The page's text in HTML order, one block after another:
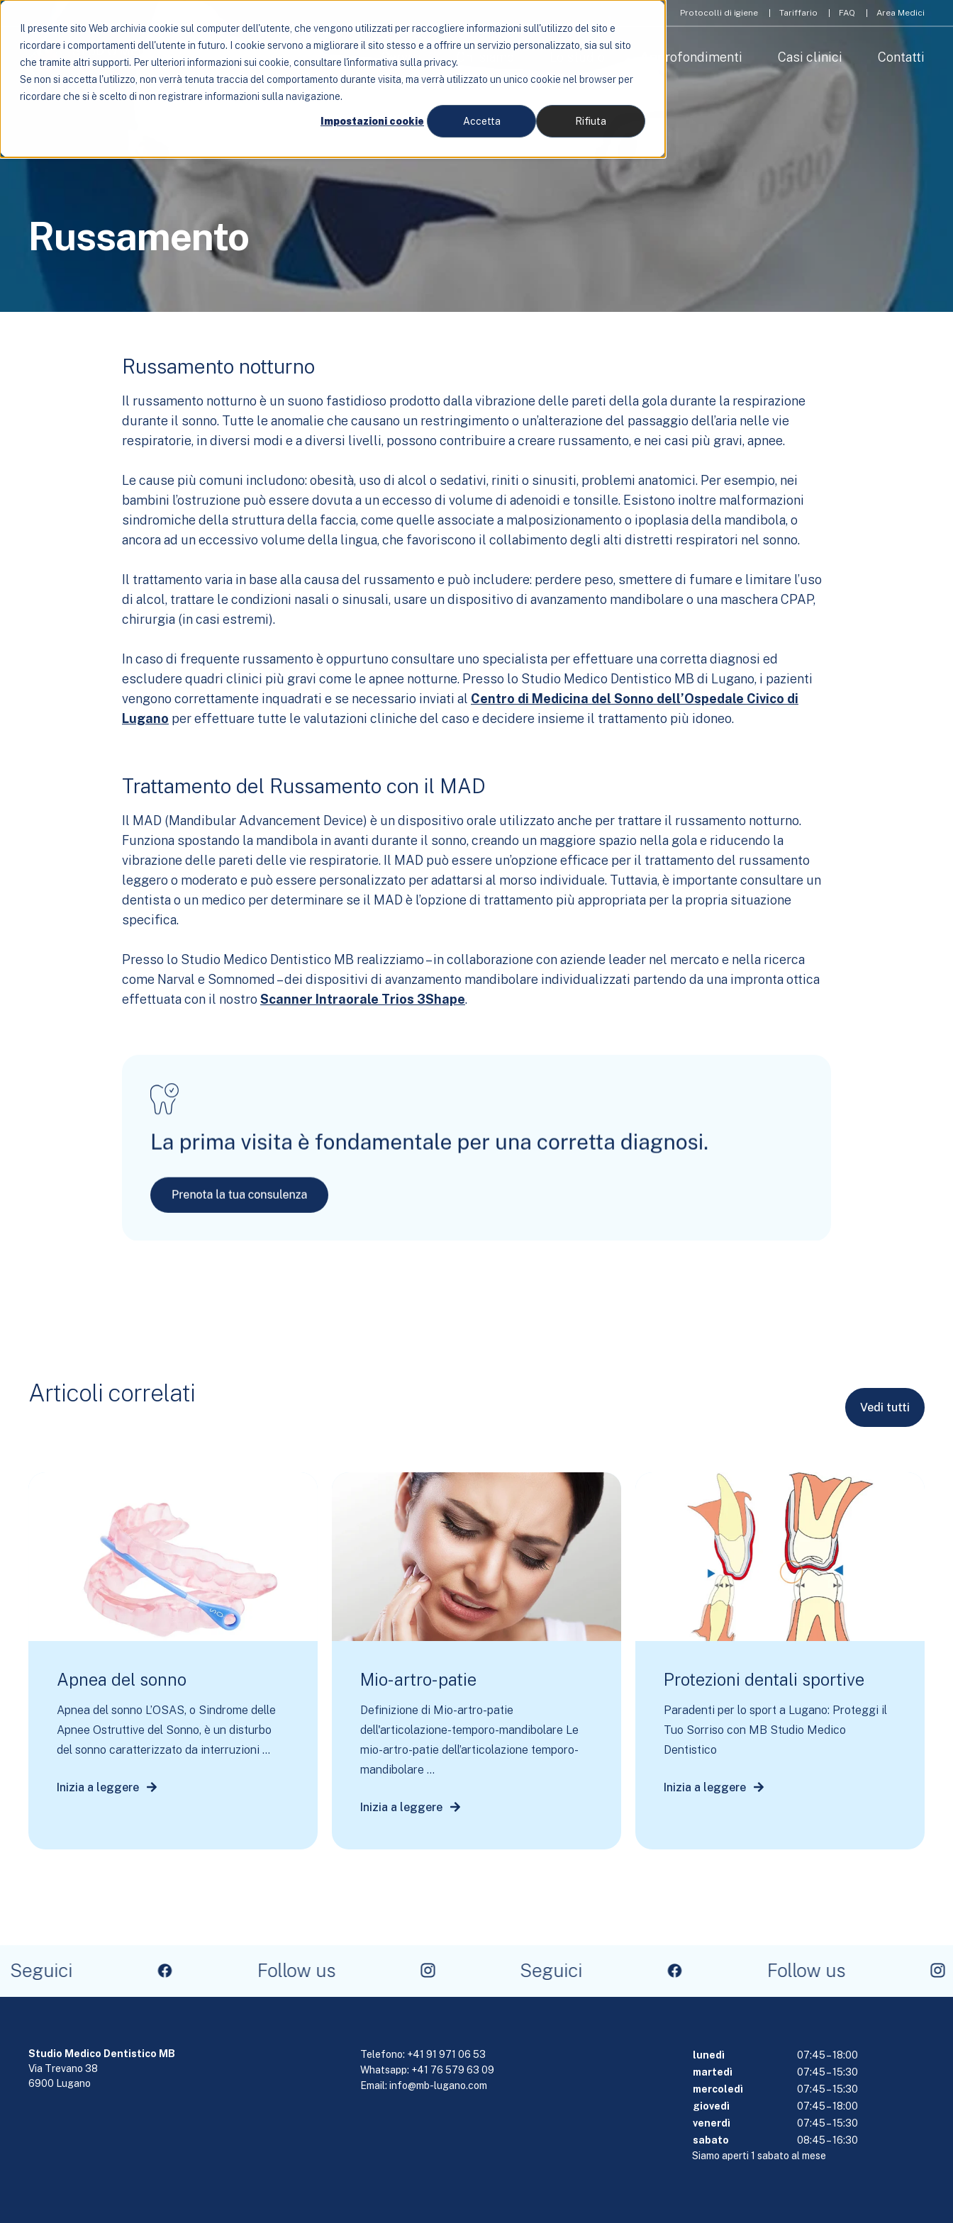
Il presente sito Web archivia cookie sul computer dell'utente, che vengono utilizzati per raccogliere informazioni sull'utilizzo del sito e
ricordare i comportamenti dell'utente in futuro. I cookie servono a migliorare il sito stesso e a offrire un servizio personalizzato, sia sul sito
che tramite altri supporti. Per ulteriori informazioni sui cookie, consultare l'informativa sulla privacy.
Se non si accetta l'utilizzo, non verrà tenuta traccia del comportamento durante visita, ma verrà utilizzato un unico cookie nel browser per
ricordare che si è scelto di non registrare informazioni sulla navigazione.
Impostazioni cookie Accetta Rifiuta
Protocolli di igiene Tariffario FAQ Area Medici
Servizi Approfondimenti Casi clinici Contatti
Russamento
Russamento notturno
Il russamento notturno è un suono fastidioso prodotto dalla vibrazione delle pareti della gola durante la respirazione
durante il sonno. Tutte le anomalie che causano un restringimento o un’alterazione del passaggio dell’aria nelle vie
respiratorie, in diversi modi e a diversi livelli, possono contribuire a creare russamento, e nei casi più gravi, apnee.
Le cause più comuni includono: obesità, uso di alcol o sedativi, riniti o sinusiti, problemi anatomici. Per esempio, nei
bambini l’ostruzione può essere dovuta a un eccesso di volume di adenoidi e tonsille. Esistono inoltre malformazioni
sindromiche della struttura della faccia, come quelle associate a malposizionamento o ipoplasia della mandibola, o
ancora ad un eccessivo volume della lingua, che favoriscono il collabimento degli alti distretti respiratori nel sonno.
Il trattamento varia in base alla causa del russamento e può includere: perdere peso, smettere di fumare e limitare l’uso
di alcol, trattare le condizioni nasali o sinusali, usare un dispositivo di avanzamento mandibolare o una maschera CPAP,
chirurgia (in casi estremi).
In caso di frequente russamento è oppurtuno consultare uno specialista per effettuare una corretta diagnosi ed
escludere quadri clinici più gravi come le apnee notturne. Presso lo Studio Medico Dentistico MB di Lugano, i pazienti
vengono correttamente inquadrati e se necessario inviati al Centro di Medicina del Sonno dell’Ospedale Civico di
Lugano per effettuare tutte le valutazioni cliniche del caso e decidere insieme il trattamento più idoneo.
Trattamento del Russamento con il MAD
Il MAD (Mandibular Advancement Device) è un dispositivo orale utilizzato anche per trattare il russamento notturno.
Funziona spostando la mandibola in avanti durante il sonno, creando un maggiore spazio nella gola e riducendo la
vibrazione delle pareti delle vie respiratorie. Il MAD può essere un’opzione efficace per il trattamento del russamento
leggero o moderato e può essere personalizzato per adattarsi al morso individuale. Tuttavia, è importante consultare un
dentista o un medico per determinare se il MAD è l’opzione di trattamento più appropriata per la propria situazione
specifica.
Presso lo Studio Medico Dentistico MB realizziamo – in collaborazione con aziende leader nel mercato e nella ricerca
come Narval e Somnomed – dei dispositivi di avanzamento mandibolare individualizzati partendo da una impronta ottica
effettuata con il nostro Scanner Intraorale Trios 3Shape.
Articoli correlati
Vedi tutti
Apnea del sonno
Apnea del sonno L’OSAS, o Sindrome delle
Apnee Ostruttive del Sonno, è un disturbo
del sonno caratterizzato da interruzioni ...
Inizia a leggere
Mio-artro-patie
Definizione di Mio-artro-patie
dell'articolazione-temporo-mandibolare Le
mio-artro-patie dell’articolazione temporo-
mandibolare ...
Inizia a leggere
Protezioni dentali sportive
Paradenti per lo sport a Lugano: Proteggi il
Tuo Sorriso con MB Studio Medico
Dentistico
Inizia a leggere
Seguici Follow us Seguici Follow us
Studio Medico Dentistico MB
Via Trevano 38
6900 Lugano
Telefono: +41 91 971 06 53
Whatsapp: +41 76 579 63 09
Email: info@mb-lugano.com
lunedì
07:45 – 18:00
martedì
07:45 – 15:30
mercoledì
07:45 – 15:30
giovedì
07:45 – 18:00
venerdì
07:45 – 15:30
sabato
08:45 – 16:30
Siamo aperti 1 sabato al mese